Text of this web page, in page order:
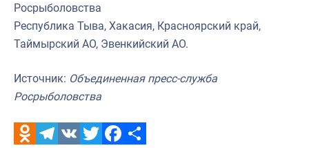
Росрыболовства
Республика Тыва, Хакасия, Красноярский край,
Таймырский АО, Эвенкийский АО.
Источник: Объединенная пресс-служба
Росрыболовства